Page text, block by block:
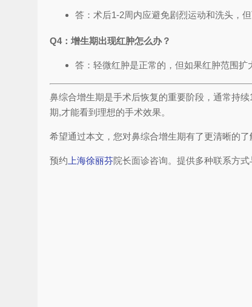
答：术后1-2周内应避免剧烈运动和洗头，
Q4：增生期出现红肿怎么办？
答：轻微红肿是正常的，但如果红肿范围扩
鼻综合增生期是手术后恢复的重要阶段，通常持
期,才能看到理想的手术效果。
希望通过本文，您对鼻综合增生期有了更清晰的
预约 上海徐丽芬院长面诊咨询。提供多种联系方